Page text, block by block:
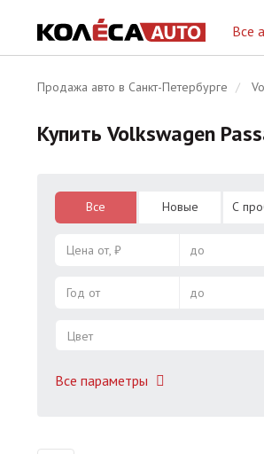
Все
Продажа авто в Санкт-Петербурге
Купить Volkswagen
Все Новые С
Цена от, ₽ до
Год от до
Цвет
Все параметры